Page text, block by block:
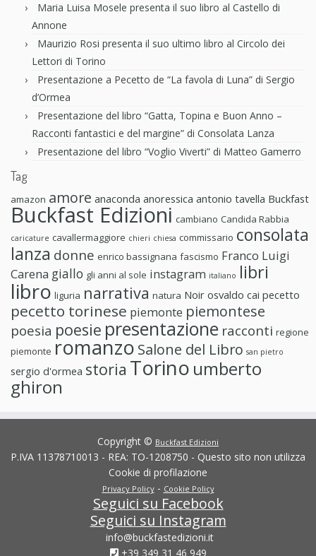
Maria Luisa Mosele presenta il suo libro al Castello di
Annone
Maurizio Rosi presenta il suo ultimo libro al Circolo dei
Lettori di Torino
Presentazione a Pecetto de “La favola di Luna” di Sergio
d’Ormea
Presentazione del libro “Gatta, Topina e Buon Anno –
Racconti fantastici e del margine” di Consolata Lanza
Presentazione del libro “Voglio Viverti” di Matteo Gamerro
Tag
amazon amore anaconda anoressica antonio tavella Buckfast
Buckfast Edizioni cambiano Candida Rabbia
caricature cavallermaggiore chieri chiesa commissario consolata
lanza donne enrico bassignana fascismo Franco Luigi
Carena giallo gli anni al sole instagram italiano libri
libro liguria narrativa natura Noir osvaldo cai pecetto
pecetto torinese piemonte piemontese
poesia poesie presentazione racconti regione
piemonte romanzo Salone del Libro san pietro
sergio d'ormea storia Torino umberto
ghiron
Copyright © Buckfast Edizioni
P.IVA 11378710013 - REA: TO-1208750 - Questo sito non utilizza
Cookie di profilazione
Privacy Policy- Cookie Policy
Seguici su Facebook
Seguici su Instagram
info@buckfastedizioni.it
+39 349 31 46 949